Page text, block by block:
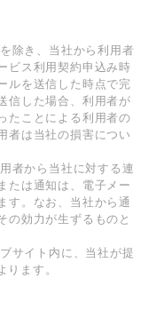
除き、当社から利⽤者
ビス利⽤契約申込み時
ルを送信した時点で完
信した場合、利⽤者が
たことによる利⽤者の
者は当社の損害につい
者から当社に対する連
たは通知は、電⼦メー
す。なお、当社から通
の効⼒が⽣ずるものと
サイト内に、当社が提
ます。